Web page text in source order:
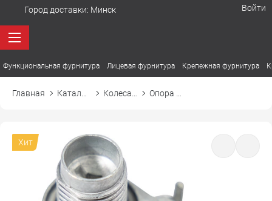
Город доставки: Минск Войти
Функциональная фурнитура Лицевая фурнитура Крепежная фурнитура
Главная
Хит